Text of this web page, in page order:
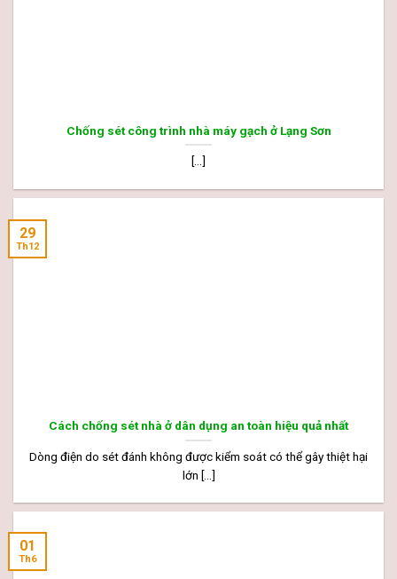
Chống sét công trình nhà máy gạch ở Lạng Sơn
[...]
Cách chống sét nhà ở dân dụng an toàn hiệu quả nhất
Dòng điện do sét đánh không được kiểm soát có thể gây thiệt hại
lớn [...]
29
Th12
01
Th6